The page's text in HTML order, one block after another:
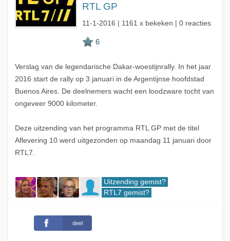
RTL GP
11-1-2016 | 1161 x bekeken | 0 reacties
Verslag van de legendarische Dakar-woestijnrally. In het jaar
2016 start de rally op 3 januari in de Argentijnse hoofdstad
Buenos Aires. De deelnemers wacht een loodzware tocht van
ongeveer 9000 kilometer.
Deze uitzending van het programma RTL GP met de titel
Aflevering 10 werd uitgezonden op maandag 11 januari door
RTL7.
Uitzending gemist?
RTL7 gemist?
deel